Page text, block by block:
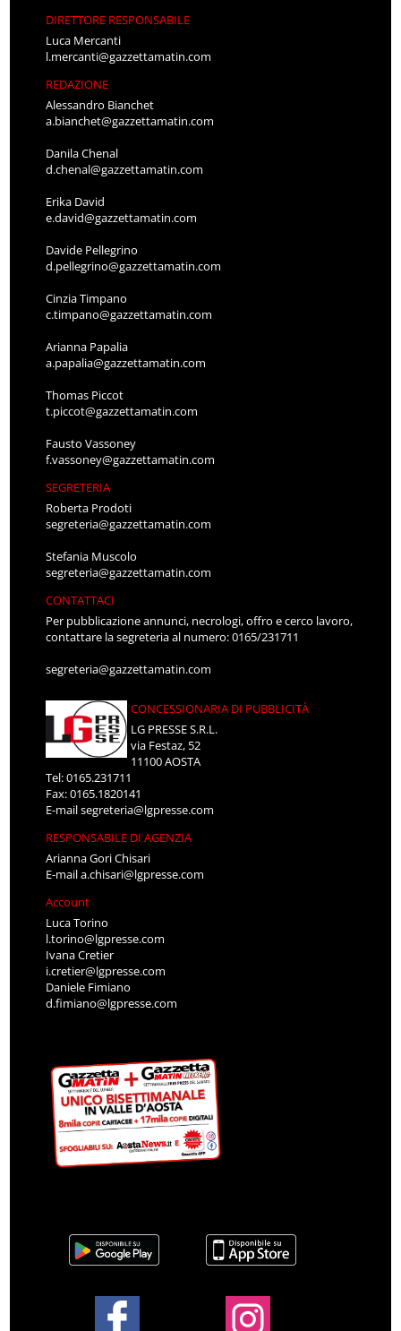
DIRETTORE RESPONSABILE
Luca Mercanti
l.mercanti@gazzettamatin.com
REDAZIONE
Alessandro Bianchet
a.bianchet@gazzettamatin.com
Danila Chenal
d.chenal@gazzettamatin.com
Erika David
e.david@gazzettamatin.com
Davide Pellegrino
d.pellegrino@gazzettamatin.com
Cinzia Timpano
c.timpano@gazzettamatin.com
Arianna Papalia
a.papalia@gazzettamatin.com
Thomas Piccot
t.piccot@gazzettamatin.com
Fausto Vassoney
f.vassoney@gazzettamatin.com
SEGRETERIA
Roberta Prodoti
segreteria@gazzettamatin.com
Stefania Muscolo
segreteria@gazzettamatin.com
CONTATTACI
Per pubblicazione annunci, necrologi, offro e cerco lavoro,
contattare la segreteria al numero: 0165/231711
segreteria@gazzettamatin.com
CONCESSIONARIA DI PUBBLICITÀ
LG PRESSE S.R.L.
via Festaz, 52
11100 AOSTA
Tel: 0165.231711
Fax: 0165.1820141
E-mailsegreteria@lgpresse.com
RESPONSABILE DI AGENZIA
Arianna Gori Chisari
E-maila.chisari@lgpresse.com
Account
Luca Torino
l.torino@lgpresse.com
Ivana Cretier
i.cretier@lgpresse.com
Daniele Fimiano
d.fimiano@lgpresse.com